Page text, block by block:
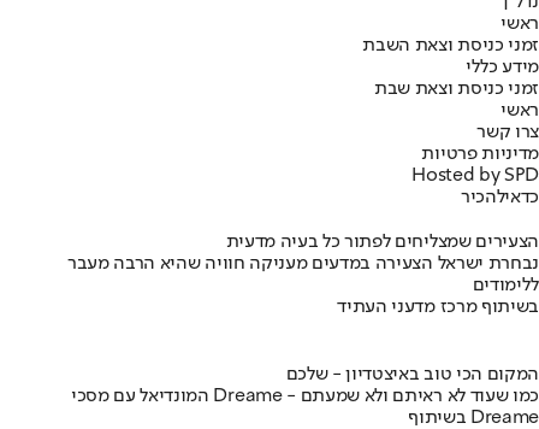
ראשי
זמני כניסת וצאת השבת
מידע כללי
זמני כניסת וצאת שבת
ראשי
צרו קשר
מדיניות פרטיות
Hosted by SPD
כדאילהכיר
הצעירים שמצליחים לפתור כל בעיה מדעית
נבחרת ישראל הצעירה במדעים מעניקה חוויה שהיא הרבה מעבר
ללימודים
בשיתוף מרכז מדעני העתיד
המקום הכי טוב באיצטדיון - שלכם
המונדיאל עם מסכי Dreame - כמו שעוד לא ראיתם ולא שמעתם
בשיתוף Dreame